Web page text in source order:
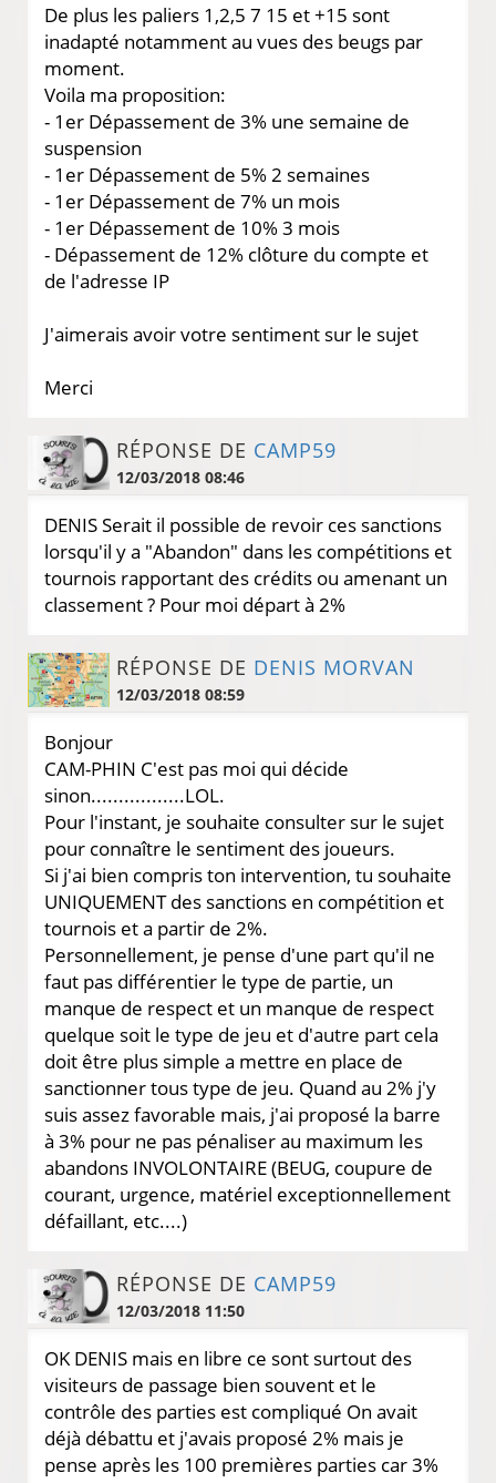
De plus les paliers 1,2,5 7 15 et +15 sont
inadapté notamment au vues des beugs par
moment.
Voila ma proposition:
- 1er Dépassement de 3% une semaine de
suspension
- 1er Dépassement de 5% 2 semaines
- 1er Dépassement de 7% un mois
- 1er Dépassement de 10% 3 mois
- Dépassement de 12% clôture du compte et
de l'adresse IP
J'aimerais avoir votre sentiment sur le sujet
Merci
RÉPONSE DE CAMP59
12/03/2018 08:46
DENIS Serait il possible de revoir ces sanctions
lorsqu'il y a "Abandon" dans les compétitions et
tournois rapportant des crédits ou amenant un
classement ? Pour moi départ à 2%
RÉPONSE DE DENIS MORVAN
12/03/2018 08:59
Bonjour
CAM-PHIN C'est pas moi qui décide
sinon.................LOL.
Pour l'instant, je souhaite consulter sur le sujet
pour connaître le sentiment des joueurs.
Si j'ai bien compris ton intervention, tu souhaite
UNIQUEMENT des sanctions en compétition et
tournois et a partir de 2%.
Personnellement, je pense d'une part qu'il ne
faut pas différentier le type de partie, un
manque de respect et un manque de respect
quelque soit le type de jeu et d'autre part cela
doit être plus simple a mettre en place de
sanctionner tous type de jeu. Quand au 2% j'y
suis assez favorable mais, j'ai proposé la barre
à 3% pour ne pas pénaliser au maximum les
abandons INVOLONTAIRE (BEUG, coupure de
courant, urgence, matériel exceptionnellement
défaillant, etc....)
RÉPONSE DE CAMP59
12/03/2018 11:50
OK DENIS mais en libre ce sont surtout des
visiteurs de passage bien souvent et le
contrôle des parties est compliqué On avait
déjà débattu et j'avais proposé 2% mais je
pense après les 100 premières parties car 3%